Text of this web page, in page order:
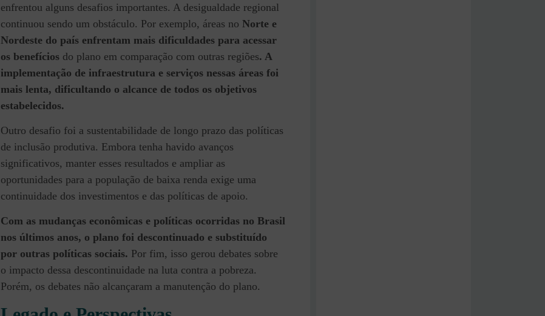
enfrentou alguns desafios importantes. A desigualdade regional
continuou sendo um obstáculo. Por exemplo, áreas no Norte e
Nordeste do país enfrentam mais dificuldades para acessar
os benefícios do plano em comparação com outras regiões. A
implementação de infraestrutura e serviços nessas áreas foi
mais lenta, dificultando o alcance de todos os objetivos
estabelecidos.
Outro desafio foi a sustentabilidade de longo prazo das políticas
de inclusão produtiva. Embora tenha havido avanços
significativos, manter esses resultados e ampliar as
oportunidades para a população de baixa renda exige uma
continuidade dos investimentos e das políticas de apoio.
Com as mudanças econômicas e políticas ocorridas no Brasil
nos últimos anos, o plano foi descontinuado e substituído
por outras políticas sociais. Por fim, isso gerou debates sobre
o impacto dessa descontinuidade na luta contra a pobreza.
Porém, os debates não alcançaram a manutenção do plano.